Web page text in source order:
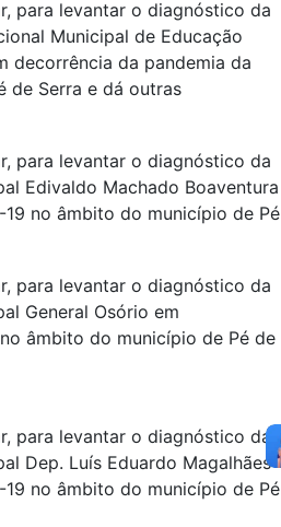
para levantar o diagnóstico da
Municipal de Educação
decorrência da pandemia da
de Serra e dá outras
para levantar o diagnóstico da
Edivaldo Machado Boaventura
no âmbito do município de Pé
para levantar o diagnóstico da
General Osório em
âmbito do município de Pé de
para levantar o diagnóstico da
Dep. Luís Eduardo Magalhães
no âmbito do município de Pé